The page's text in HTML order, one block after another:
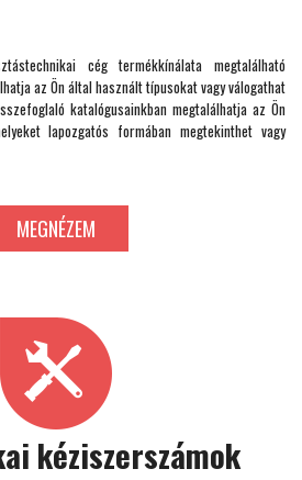
cég termékkínálata megtalálható
az Ön által használt típusokat vagy válogathat
katalógusainkban megtalálhatja az Ön
lapozgatós formában megtekinthet vagy
MEGNÉZEM
kéziszerszámok